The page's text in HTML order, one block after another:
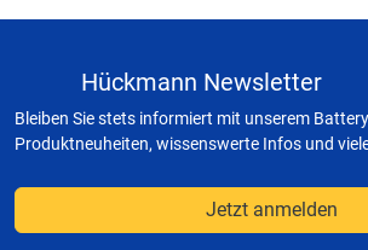
Hückmann Newsletter
Bleiben Sie stets informiert mit unserem
Produktneuheiten, wissenswerte Infos und
Jetzt anmelden